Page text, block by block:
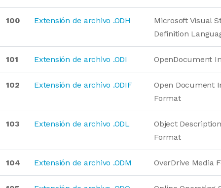
100 Extensión de archivo .ODH
Microsoft Visual
Definition
101 Extensión de archivo .ODI OpenDocument
102 Extensión de archivo .ODIF
Open Document
Format
103 Extensión de archivo .ODL
Object
Format
104 Extensión de archivo .ODM OverDrive Media